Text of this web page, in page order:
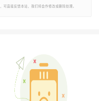
可直接反馈本站，我们将会作修改或删除处理。